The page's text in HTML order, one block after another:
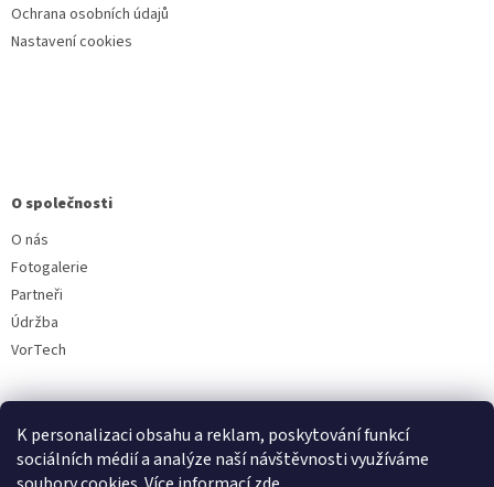
K personalizaci obsahu a reklam, poskytování funkcí
sociálních médií a analýze naší návštěvnosti využíváme
Ochrana osobních údajů
Nastavení cookies
O společnosti
O nás
Fotogalerie
Partneři
Údržba
VorTech